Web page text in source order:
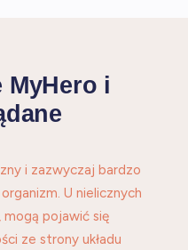
MyHero i
i zazwyczaj bardzo
U nielicznych
mogą pojawić się
ze strony układu